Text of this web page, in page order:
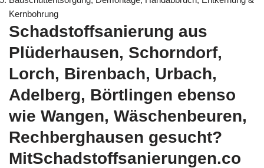
Kernbohrung
Schadstoffsanierung aus
Plüderhausen, Schorndorf,
Lorch, Birenbach, Urbach,
Adelberg, Börtlingen ebenso
wie Wangen, Wäschenbeuren,
Rechberghausen gesucht?
MitSchadstoffsanierungen.co